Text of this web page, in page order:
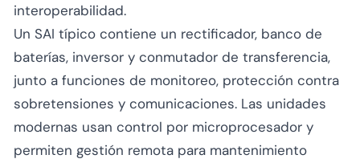
interoperabilidad.
Un SAI típico contiene un rectificador, banco de
baterías, inversor y conmutador de transferencia,
junto a funciones de monitoreo, protección contra
sobretensiones y comunicaciones. Las unidades
modernas usan control por microprocesador y
permiten gestión remota para mantenimiento